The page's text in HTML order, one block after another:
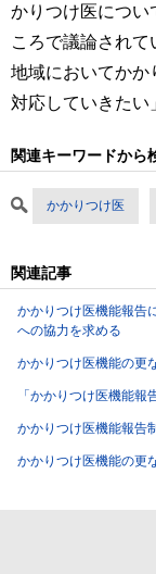
かりつけ医につい
ころで議論され
地域においてかか
対応していきたい
関連キーワードから
かかりつけ医
関連記事
かかりつけ医機能報告
への協力を求める
かかりつけ医機能の更
「かかりつけ医機能
かかりつけ医機能報告
かかりつけ医機能の更